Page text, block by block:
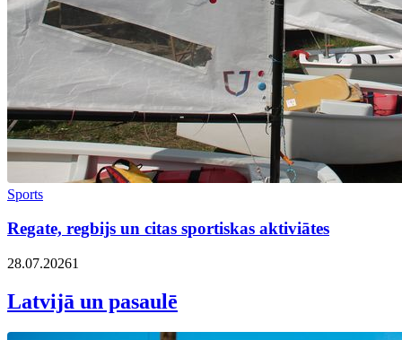
Sports
Regate, regbijs un citas sportiskas aktiviātes
28.07.20261
Latvijā un pasaulē